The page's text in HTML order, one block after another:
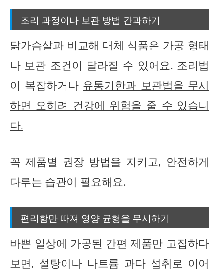
조리 과정이나 보관 방법 간과하기
닭가슴살과 비교해 대체 식품은 가공 형태
나 보관 조건이 달라질 수 있어요. 조리법
이 복잡하거나 유통기한과 보관법을 무시
하면 오히려 건강에 위험을 줄 수 있습니
다.
꼭 제품별 권장 방법을 지키고, 안전하게
다루는 습관이 필요해요.
편리함만 따져 영양 균형을 무시하기
바쁜 일상에 가공된 간편 제품만 고집하다
보면, 설탕이나 나트륨 과다 섭취로 이어